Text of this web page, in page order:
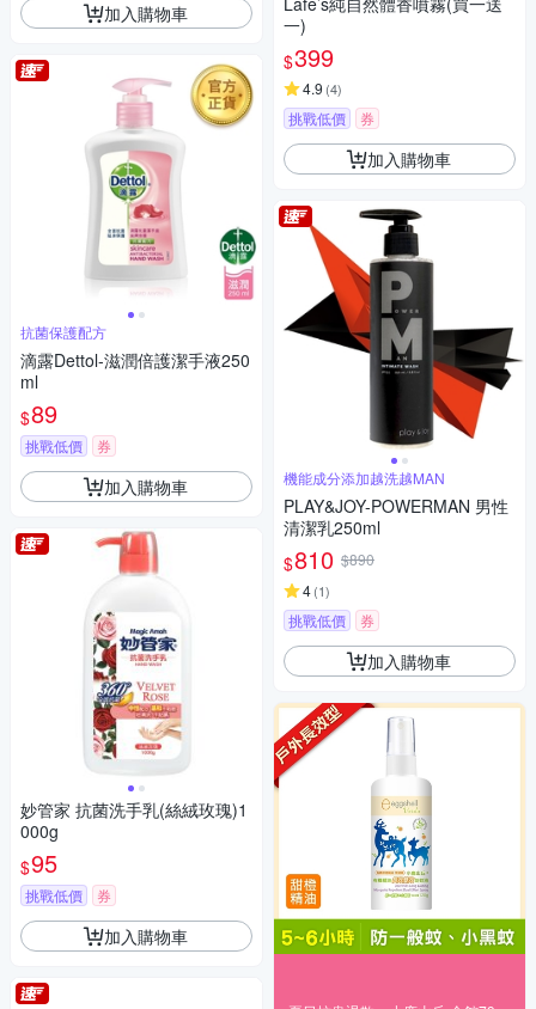
加入購物車
抗菌保護配方
滴露Dettol-滋潤倍護潔手液250
ml
$89
挑戰低價 券
加入購物車
妙管家 抗菌洗手乳(絲絨玫瑰)1
000g
$95
挑戰低價 券
加入購物車
一)
$399
4.9 (4)
挑戰低價 券
加入購物車
機能成分添加越洗越MAN
PLAY&JOY-POWERMAN 男性
清潔乳250ml
$810 $890
4(1)
挑戰低價 券
加入購物車